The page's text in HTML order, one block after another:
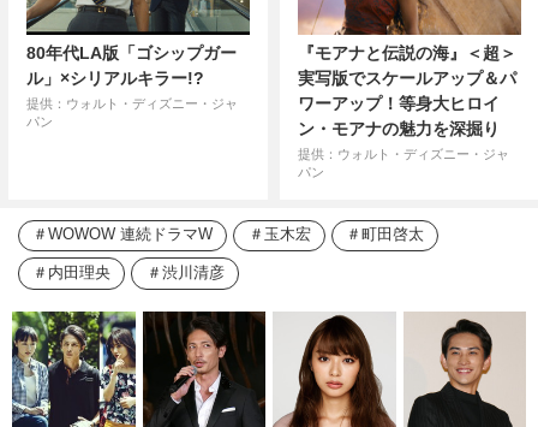
80年代LA版「ゴシップガー
ル」×シリアルキラー!?
提供：ウォルト・ディズニー・ジャ
パン
『モアナと伝説の海』＜超＞
実写版でスケールアップ＆パ
ワーアップ！等身大ヒロイ
ン・モアナの魅力を深掘り
提供：ウォルト・ディズニー・ジャ
パン
WOWOW 連続ドラマW 玉木宏 町田啓太
内田理央 渋川清彦